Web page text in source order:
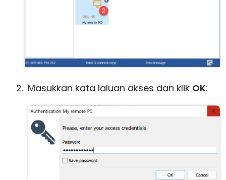
Masukkan kata laluan akses dan klik OK: